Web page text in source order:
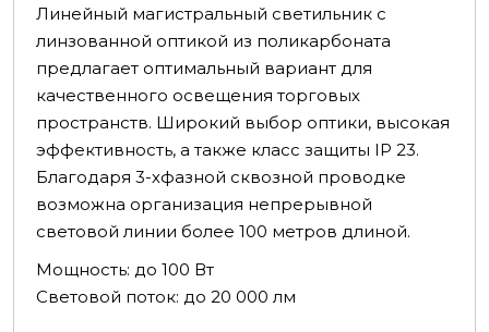
Линейный магистральный светильник с
линзованной оптикой из поликарбоната
предлагает оптимальный вариант для
качественного освещения торговых
пространств. Широкий выбор оптики, высокая
эффективность, а также класс защиты IP 23.
Благодаря 3-хфазной сквозной проводке
возможна организация непрерывной
световой линии более 100 метров длиной.
Мощность: до 100 Вт
Световой поток: до 20 000 лм